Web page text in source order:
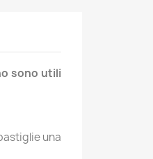
sono utili
una